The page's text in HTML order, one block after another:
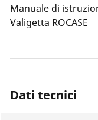
Manuale di
Valigetta ROCASE
Dati tecnici